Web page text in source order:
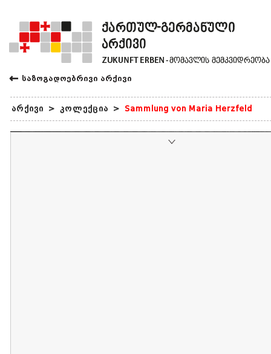
← საზოგადოებრივი არქივი
არქივი > კოლექცია > Sammlung von Maria Herzfeld